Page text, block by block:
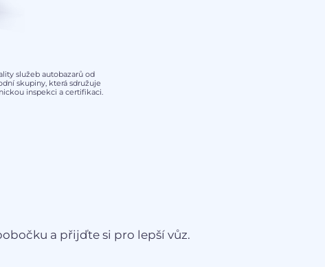
služeb autobazarů od
skupiny, která sdružuje
inspekci a certifikaci.
a přijďte si pro lepší vůz.